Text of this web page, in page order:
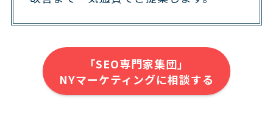
「SEO専門家集団」
NYマーケティングに相談する